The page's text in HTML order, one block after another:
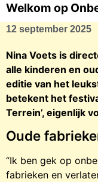
Welkom op
12 september 2025
Nina Voets is
alle kinderen en
editie van het
betekent het
Terrein’, eigenlijk
Oude
“Ik ben gek op
fabrieken en